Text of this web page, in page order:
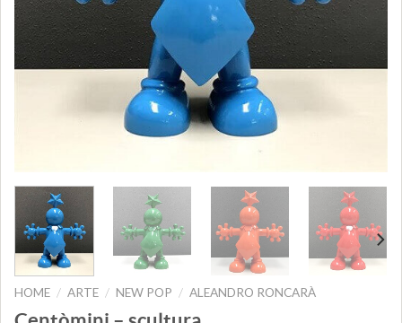
HOME / ARTE / NEW POP / ALEANDRO RONCARÀ